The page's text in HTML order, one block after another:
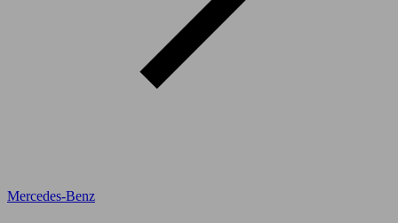
Mercedes-Benz